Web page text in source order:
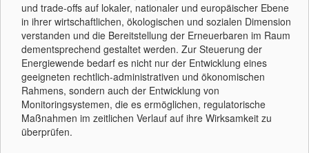
und trade-offs auf lokaler, nationaler und europäischer Ebene
in ihrer wirtschaftlichen, ökologischen und sozialen Dimension
verstanden und die Bereitstellung der Erneuerbaren im Raum
dementsprechend gestaltet werden. Zur Steuerung der
Energiewende bedarf es nicht nur der Entwicklung eines
geeigneten rechtlich-administrativen und ökonomischen
Rahmens, sondern auch der Entwicklung von
Monitoringsystemen, die es ermöglichen, regulatorische
Maßnahmen im zeitlichen Verlauf auf ihre Wirksamkeit zu
überprüfen.